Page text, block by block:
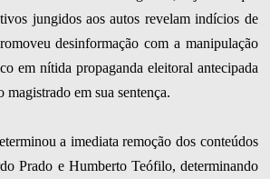
jungidos aos autos revelam indícios de
desinformação com a manipulação
em nítida propaganda eleitoral antecipada
magistrado em sua sentença.
a imediata remoção dos conteúdos
Prado e Humberto Teófilo, determinando